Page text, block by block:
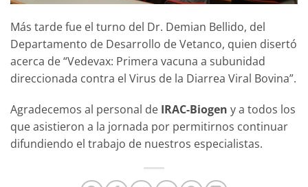
Más tarde fue el turno del Dr. Demian Bellido, del
Departamento de Desarrollo de Vetanco, quien disertó
acerca de “Vedevax: Primera vacuna a subunidad
direccionada contra el Virus de la Diarrea Viral Bovina”.
Agradecemos al personal de IRAC-Biogen y a todos los
que asistieron a la jornada por permitirnos continuar
difundiendo el trabajo de nuestros especialistas.